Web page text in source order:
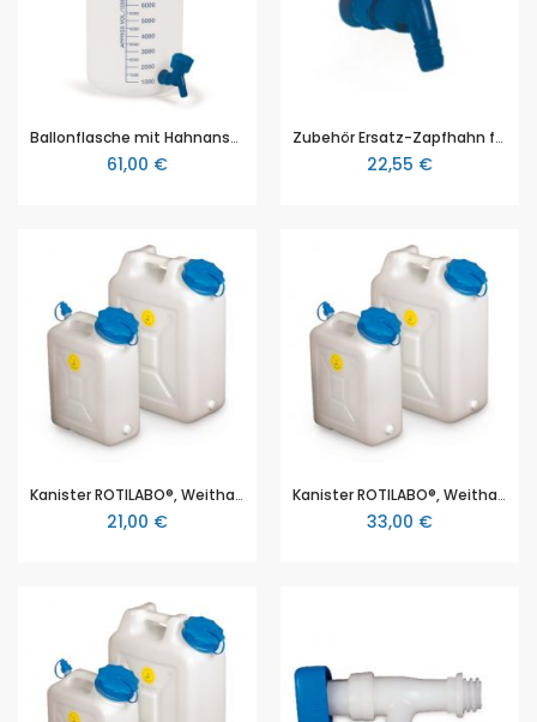
Ballonflasche mit Hahnanschluss, 10 l
61,00 €
Zubehör Ersatz-Zapfhahn für Ballonflaschen, blau, abgewinkelter Auslauf, D 15.5 mm
22,55 €
Kanister ROTILABO®, Weithals, 6 l
21,00 €
Kanister ROTILABO®, Weithals, 11 l
33,00 €